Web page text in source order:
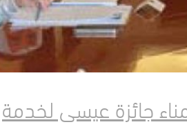
جائزة عيسى لخدمة